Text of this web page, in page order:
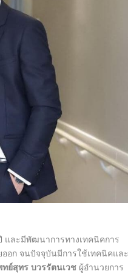
และมีพัฒนาการทางเทคนิคการ
อก จนปัจจุบันมีการใช้เทคนิคและ
ย์สุทร บวรรัตนเวชผู้อำนวยการ